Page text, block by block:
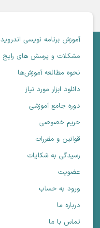
آموزش برنامه نویسی اندروید
مشکلات و پرسش های رایج
نحوه مطالعه آموزش‌ها
دانلود ابزار مورد نیاز
دوره جامع آموزشی
حریم خصوصی
قوانین و مقررات
رسیدگی به شکایات
عضویت
ورود به حساب
درباره ما
تماس با ما